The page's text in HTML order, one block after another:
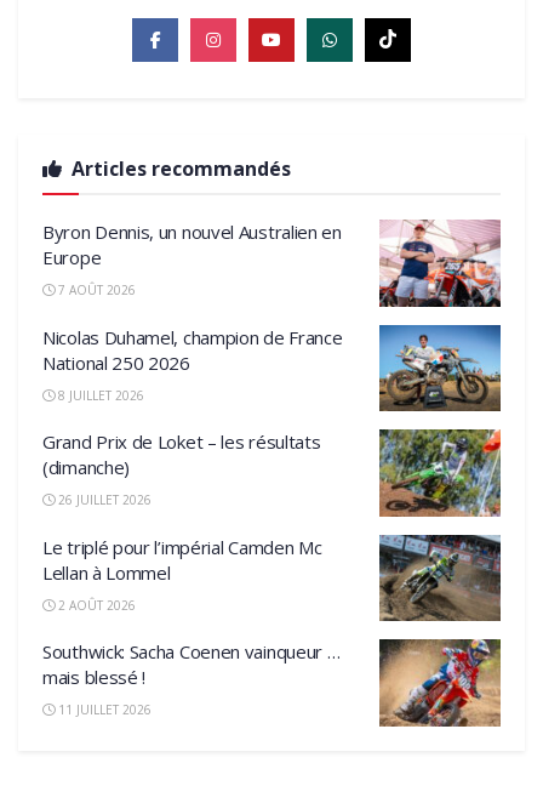
Articles recommandés
Byron Dennis, un nouvel Australien en
Europe
7 AOÛT 2026
Nicolas Duhamel, champion de France
National 250 2026
8 JUILLET 2026
Grand Prix de Loket – les résultats
(dimanche)
26 JUILLET 2026
Le triplé pour l’impérial Camden Mc
Lellan à Lommel
2 AOÛT 2026
Southwick: Sacha Coenen vainqueur …
mais blessé !
11 JUILLET 2026